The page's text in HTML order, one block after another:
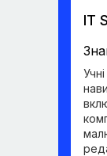
IT